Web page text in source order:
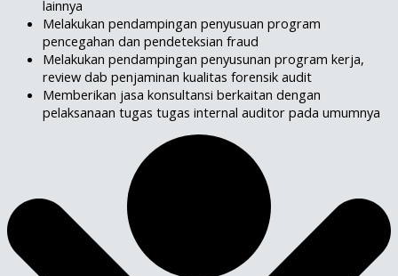
lainnya
Melakukan pendampingan penyusuan program
pencegahan dan pendeteksian fraud
Melakukan pendampingan penyusunan program kerja,
review dab penjaminan kualitas forensik audit
Memberikan jasa konsultansi berkaitan dengan
pelaksanaan tugas tugas internal auditor pada umumnya